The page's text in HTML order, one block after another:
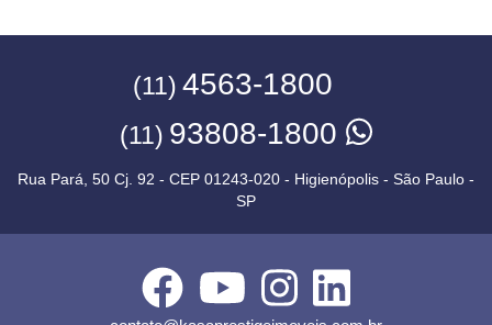
(11) 4563-1800
(11) 93808-1800
Rua Pará, 50 Cj. 92 - CEP 01243-020 - Higienópolis - São Paulo -
SP